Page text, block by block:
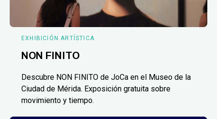
EXHIBICIÓN ARTÍSTICA
NON FINITO
Descubre NON FINITO de JoCa en el Museo de la
Ciudad de Mérida. Exposición gratuita sobre
movimiento y tiempo.